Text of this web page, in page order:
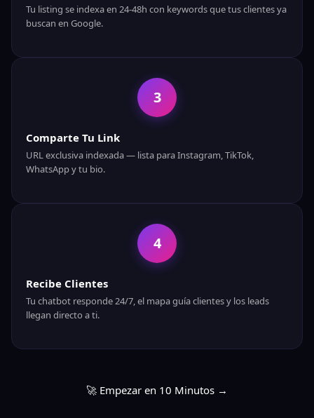
Tu listing se indexa en 24-48h con keywords que tus clientes ya
buscan en Google.
3
Comparte Tu Link
URL exclusiva indexada — lista para Instagram, TikTok,
WhatsApp y tu bio.
4
Recibe Clientes
Tu chatbot responde 24/7, el mapa guía clientes y los leads
llegan directo a ti.
🚀 Empezar en 10 Minutos →